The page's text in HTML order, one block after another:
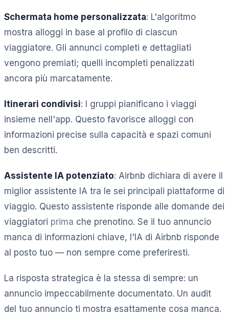
Schermata home personalizzata: L'algoritmo
mostra alloggi in base al profilo di ciascun
viaggiatore. Gli annunci completi e dettagliati
vengono premiati; quelli incompleti penalizzati
ancora più marcatamente.
Itinerari condivisi: I gruppi pianificano i viaggi
insieme nell'app. Questo favorisce alloggi con
informazioni precise sulla capacità e spazi comuni
ben descritti.
Assistente IA potenziato: Airbnb dichiara di avere il
miglior assistente IA tra le sei principali piattaforme di
viaggio. Questo assistente risponde alle domande dei
viaggiatori prima che prenotino. Se il tuo annuncio
manca di informazioni chiave, l'IA di Airbnb risponde
al posto tuo — non sempre come preferiresti.
La risposta strategica è la stessa di sempre: un
annuncio impeccabilmente documentato. Un audit
del tuo annuncio ti mostra esattamente cosa manca.